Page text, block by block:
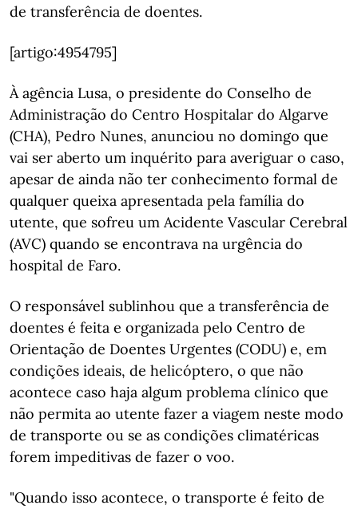
de transferência de doentes.
[artigo:4954795]
À agência Lusa, o presidente do Conselho de
Administração do Centro Hospitalar do Algarve
(CHA), Pedro Nunes, anunciou no domingo que
vai ser aberto um inquérito para averiguar o caso,
apesar de ainda não ter conhecimento formal de
qualquer queixa apresentada pela família do
utente, que sofreu um Acidente Vascular Cerebral
(AVC) quando se encontrava na urgência do
hospital de Faro.
O responsável sublinhou que a transferência de
doentes é feita e organizada pelo Centro de
Orientação de Doentes Urgentes (CODU) e, em
condições ideais, de helicóptero, o que não
acontece caso haja algum problema clínico que
não permita ao utente fazer a viagem neste modo
de transporte ou se as condições climatéricas
forem impeditivas de fazer o voo.
"Quando isso acontece, o transporte é feito de